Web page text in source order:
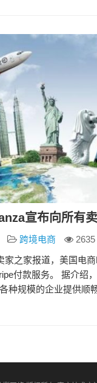
息，印度社交电商平
一轮融资中已筹集了
影响力并在国…
跨境电商
2635
家之家报道，美国电
付款服务。 据介绍
种规模的企业提供顺
家选择除PayPal之外